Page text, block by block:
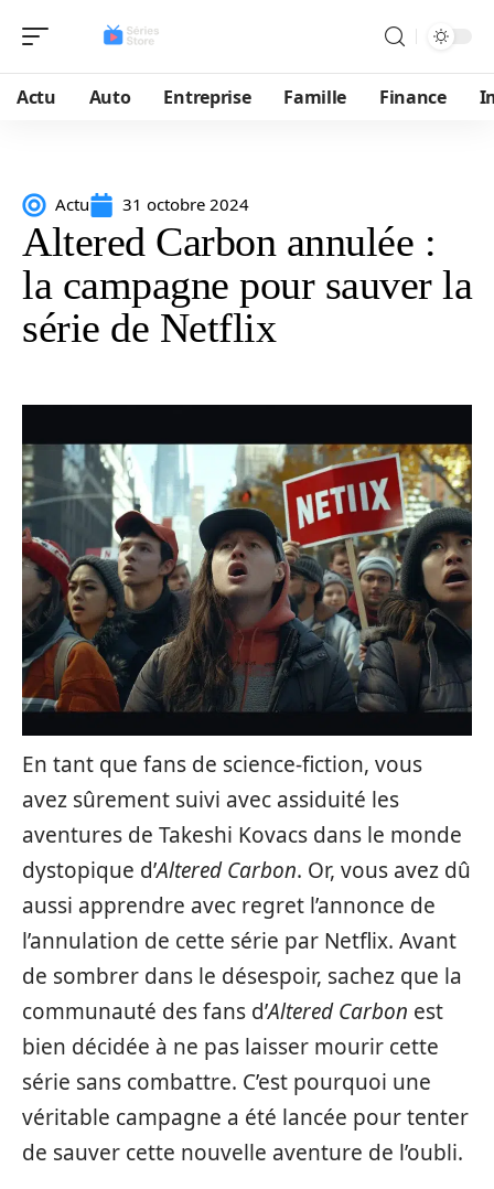
Actu Auto Entreprise Famille Finance
Actu 31 octobre 2024
Altered Carbon annulée :
la campagne pour sauver la
série de Netflix
En tant que fans de science-fiction, vous
avez sûrement suivi avec assiduité les
aventures de Takeshi Kovacs dans le monde
dystopique d’Altered Carbon. Or, vous avez dû
aussi apprendre avec regret l’annonce de
l’annulation de cette série par Netflix. Avant
de sombrer dans le désespoir, sachez que la
communauté des fans d’Altered Carbon est
bien décidée à ne pas laisser mourir cette
série sans combattre. C’est pourquoi une
véritable campagne a été lancée pour tenter
de sauver cette nouvelle aventure de l’oubli.